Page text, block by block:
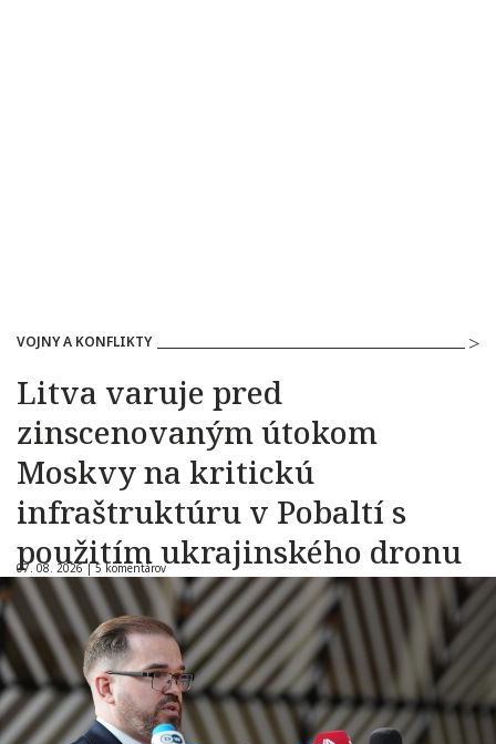
VOJNY A KONFLIKTY
Litva varuje pred
zinscenovaným útokom
Moskvy na kritickú
infraštruktúru v Pobaltí s
použitím ukrajinského dronu
07. 08. 2026 |5 komentárov